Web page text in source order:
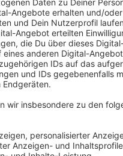
15 Jahren hieß es für
Karibik-Insel Curacao
und nordöstlich von
besonders angetan.